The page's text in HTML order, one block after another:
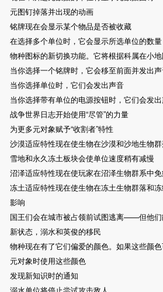
元图钉掉落并出现的动画
铭牌现在会显示某个物品是否被收藏
在选择多个单位时，它会显示所选单位的数量
物种图标的新切换功能。它将根据科属在小
当你选择一个铭牌时，它会移至前面并发出
当你选择单位时，它们会发出声音
当你选择带有单位的电源按钮时，它们会发
战争世界日志开始使用“尽管”的力量
为更多元对象赋予“收割者”特性
沙漠适应特性现在使生物在沙漠和沙地生物
雪地和永久冻土板块会使单位速度稍有减慢
沼泽适应特性现在使玩家在沼泽生物群系中
冻土适应特性现在使生物在冻土生物群落和
影响
国王们会在城市被占领前试图逃离——但他们
新状态，溺水和英俊的移民
物种现在有了它们偏爱的颜色。如果这些颜
元对象时使用这些颜色
发现新知识时的通知